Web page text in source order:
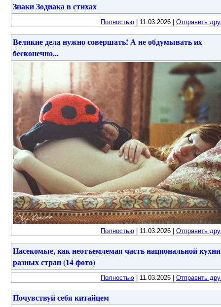
Знаки Зодиака в стихах
Полностью | 11.03.2026 | Отправить
Великие дела нужно совершать! А не обдумывать их
бесконечно...
Полностью | 11.03.2026 | Отправить
Насекомые, как неотъемлемая часть национальной кухни
разных стран (14 фото)
Полностью | 11.03.2026 | Отправить
Почувствуй себя китайцем